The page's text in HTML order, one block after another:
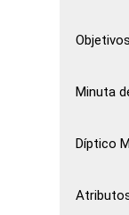
Minuta
Díptico